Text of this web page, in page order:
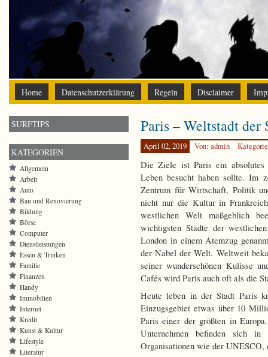
Home Datenschutzerklärung Regeln Disclaimer
Paris – Weltstadt der
April 02, 2019 Von: admin
Die Ziele ist Paris ein absolutes
Leben besucht haben sollte. Im
Zentrum für Wirtschaft, Politik
nicht nur die Kultur in
westlichen Welt maßgeblich
wichtigsten Städte der
London in einem Atemzug
der Nabel der Welt. Weltweit
seiner wunderschönen Kulisse
Cafés wird Paris auch oft als die
Heute leben in der Stadt Paris
Einzugsgebiet etwas über 10
Paris einer der größten in
Unternehmen befinden sich
Organisationen wie der
SURFTIPS
KATEGORIEN
Allgemein
Arbeit
Auto
Bau und Renovierung
Bildung
Börse
Computer
Dienstleistungen
Essen & Trinken
Familie
Finanzen
Handy
Immobilien
Internet
Kredit
Kunst & Kultur
Lifestyle
Literatur